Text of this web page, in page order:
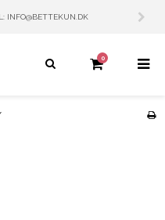
INFO@BETTEKUN.DK
0